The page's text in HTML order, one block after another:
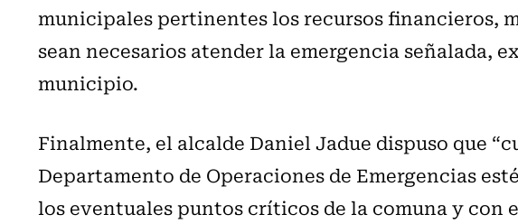
municipales pertinentes los recursos financieros,
sean necesarios atender la emergencia señalada,
municipio.
Finalmente, el alcalde Daniel Jadue dispuso que
Departamento de Operaciones de Emergencias
los eventuales puntos críticos de la comuna y con